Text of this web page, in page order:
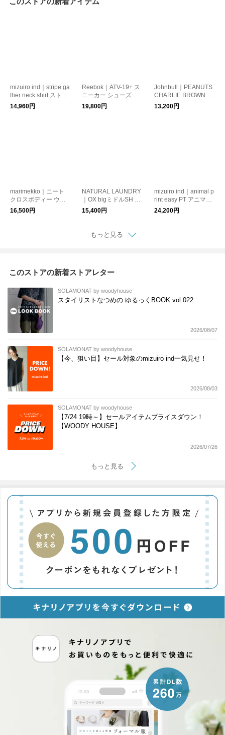
mizuiro ind｜stripe ga
ther neck shirt ストラ
イプ ギャザー ネック
シャツ レディース ト
14,960円
Reebok｜ATV-19+ ス
ニーカー シューズ ユ
ニセックス カジュア
ル 靴 r00139
19,800円
Johnbull｜PEANUTS
CHARLIE BROWN T
シャツ ピーナッツ チ
ャーリーブラウン 半
13,200円
marimekko｜ニート
クロスボディー ウニ
ッコ柄 ショルダーバ
ッグ Neat Crossbody
16,500円
NATURAL LAUNDRY
｜OX bigミドルSH オ
ックスビッグミドルシ
ャツ ロングシャツ レ
袖シャツ 7264t-006
15,400円
mizuiro ind｜animal p
rint easy PT アニマル
プリントイージーパン
ツ レディース パンツ
24,200円
もっと見る
このストアの新着ストアレター
SOLAMONAT by woodyhouse
スタイリストなつめの ゆるっくBOOK vol.022
2026/08/07
SOLAMONAT by woodyhouse
【今、狙い目】セール対象のmizuiro ind一気見せ！
2026/08/03
SOLAMONAT by woodyhouse
【7/24 19時～】セールアイテムプライスダウン！
【WOODY HOUSE】
2026/07/26
もっと見る